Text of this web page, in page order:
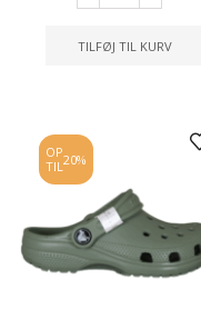
TILFØJ TIL KURV
OP
TIL20%